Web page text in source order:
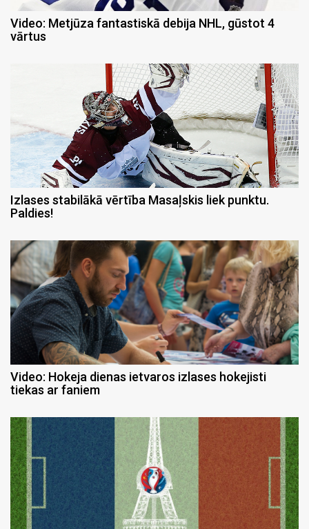
Video: Metjūza fantastiskā debija NHL, gūstot 4
vārtus
Izlases stabilākā vērtība Masaļskis liek punktu.
Paldies!
Video: Hokeja dienas ietvaros izlases hokejisti
tiekas ar faniem